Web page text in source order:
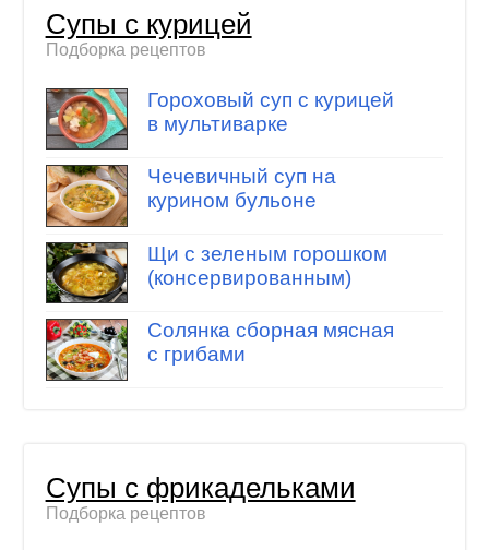
Супы с курицей
Подборка рецептов
Гороховый суп с курицей
в мультиварке
Чечевичный суп на
курином бульоне
Щи с зеленым горошком
(консервированным)
Солянка сборная мясная
с грибами
Супы с фрикадельками
Подборка рецептов